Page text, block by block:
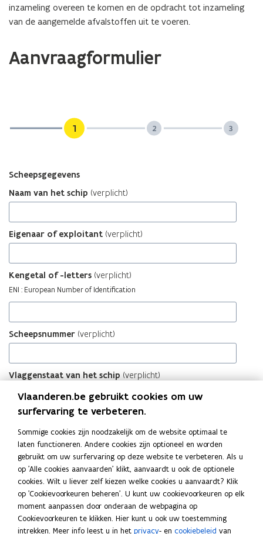
inzameling overeen te komen en de opdracht tot inzameling
van de aangemelde afvalstoffen uit te voeren.
Vlaanderen.be gebruikt cookies om uw
surfervaring te verbeteren.
Sommige cookies zijn noodzakelijk om de website optimaal te
laten functioneren. Andere cookies zijn optioneel en worden
gebruikt om uw surfervaring op deze website te verbeteren. Als u
op 'Alle cookies aanvaarden' klikt, aanvaardt u ook de optionele
cookies. Wilt u liever zelf kiezen welke cookies u aanvaardt? Klik
op 'Cookievoorkeuren beheren'. U kunt uw cookievoorkeuren op elk
moment aanpassen door onderaan de webpagina op
Cookievoorkeuren te klikken. Hier kunt u ook uw toestemming
intrekken. Meer info leest u in het privacy- en cookiebeleid van